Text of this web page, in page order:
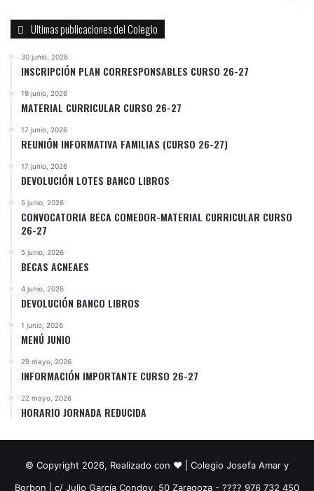
Ultimas publicaciones del Colegio
30 junio, 2026
INSCRIPCIÓN PLAN CORRESPONSABLES CURSO 26-27
19 junio, 2026
MATERIAL CURRICULAR CURSO 26-27
17 junio, 2026
REUNIÓN INFORMATIVA FAMILIAS (CURSO 26-27)
17 junio, 2026
DEVOLUCIÓN LOTES BANCO LIBROS
5 junio, 2026
CONVOCATORIA BECA COMEDOR-MATERIAL CURRICULAR CURSO
26-27
5 junio, 2026
BECAS ACNEAES
4 junio, 2026
DEVOLUCIÓN BANCO LIBROS
1 junio, 2026
MENÚ JUNIO
29 mayo, 2026
INFORMACIÓN IMPORTANTE CURSO 26-27
22 mayo, 2026
HORARIO JORNADA REDUCIDA
© Copyright 2026, Realizado con ❤️ | Colegio Josefa Amar y
Borbon | c/ Julio García Condoy, 50 Zaragoza - ???? 976 732 450